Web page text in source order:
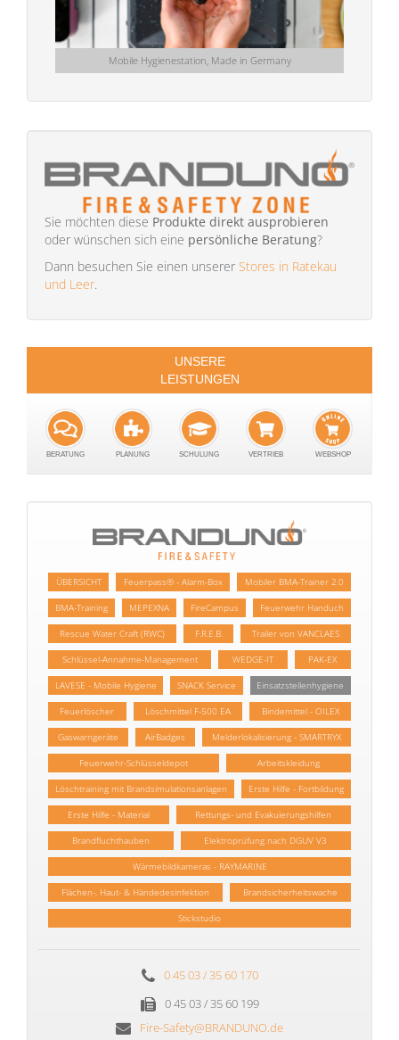
Mobile Hygienestation, Made in Germany
Sie möchten diese Produkte direkt ausprobieren
oder wünschen sich eine persönliche Beratung?
Dann besuchen Sie einen unserer Stores in Ratekau
und Leer.
UNSERE
LEISTUNGEN
BERATUNG PLANUNG SCHULUNG VERTRIEB WEBSHOP
ÜBERSICHT Feuerpass® - Alarm-Box Mobiler BMA-Trainer 2.0
BMA-Training MEPEXNA FireCampus Feuerwehr Handuch
Rescue Water Craft (RWC) F.R.E.B. Trailer von VANCLAES
Schlüssel-Annahme-Management WEDGE-IT PAK-EX
LAVESE - Mobile Hygiene SNACK Service Einsatzstellenhygiene
Feuerlöscher Löschmittel F-500 EA Bindemittel - OILEX
Gaswarngeräte AirBadges Melderlokalisierung - SMARTRYX
Feuerwehr-Schlüsseldepot Arbeitskleidung
Löschtraining mit Brandsimulationsanlagen Erste Hilfe - Fortbildung
Erste Hilfe - Material Rettungs- und Evakuierungshilfen
Brandfluchthauben Elektroprüfung nach DGUV V3
Wärmebildkameras - RAYMARINE
Flächen-, Haut- & Händedesinfektion Brandsicherheitswache
Stickstudio
0 45 03 / 35 60 170
0 45 03 / 35 60 199
Fire-Safety@BRANDUNO.de